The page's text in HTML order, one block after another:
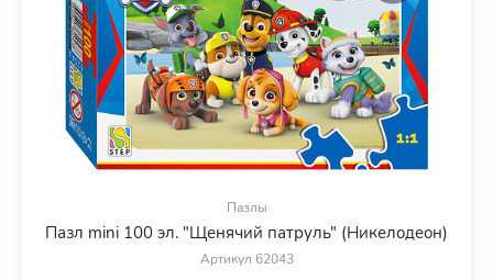
Пазлы
Пазл mini 100 эл. "Щенячий патруль" (Никелодеон)
Артикул 62043